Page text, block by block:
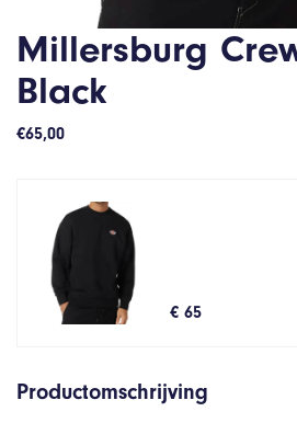
Millersburg
Black
€65,00
€ 65
Productomschrijving